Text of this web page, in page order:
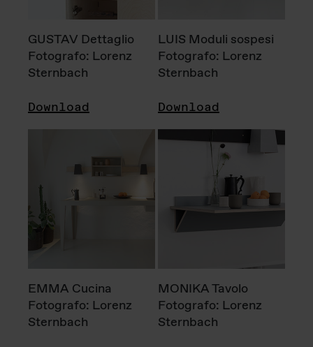
GUSTAV Dettaglio
Fotografo: Lorenz
Sternbach
Download
LUIS Moduli sospesi
Fotografo: Lorenz
Sternbach
Download
EMMA Cucina
Fotografo: Lorenz
Sternbach
MONIKA Tavolo
Fotografo: Lorenz
Sternbach